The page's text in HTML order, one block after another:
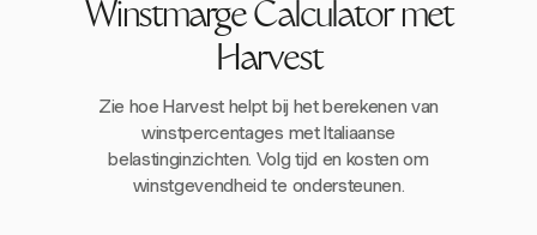
Winstmarge Calculator met
Harvest
Zie hoe Harvest helpt bij het berekenen van
winstpercentages met Italiaanse
belastinginzichten. Volg tijd en kosten om
winstgevendheid te ondersteunen.